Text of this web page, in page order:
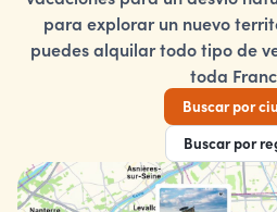
para explorar un nuevo
puedes alquilar todo tipo de
toda
Buscar por
Buscar por